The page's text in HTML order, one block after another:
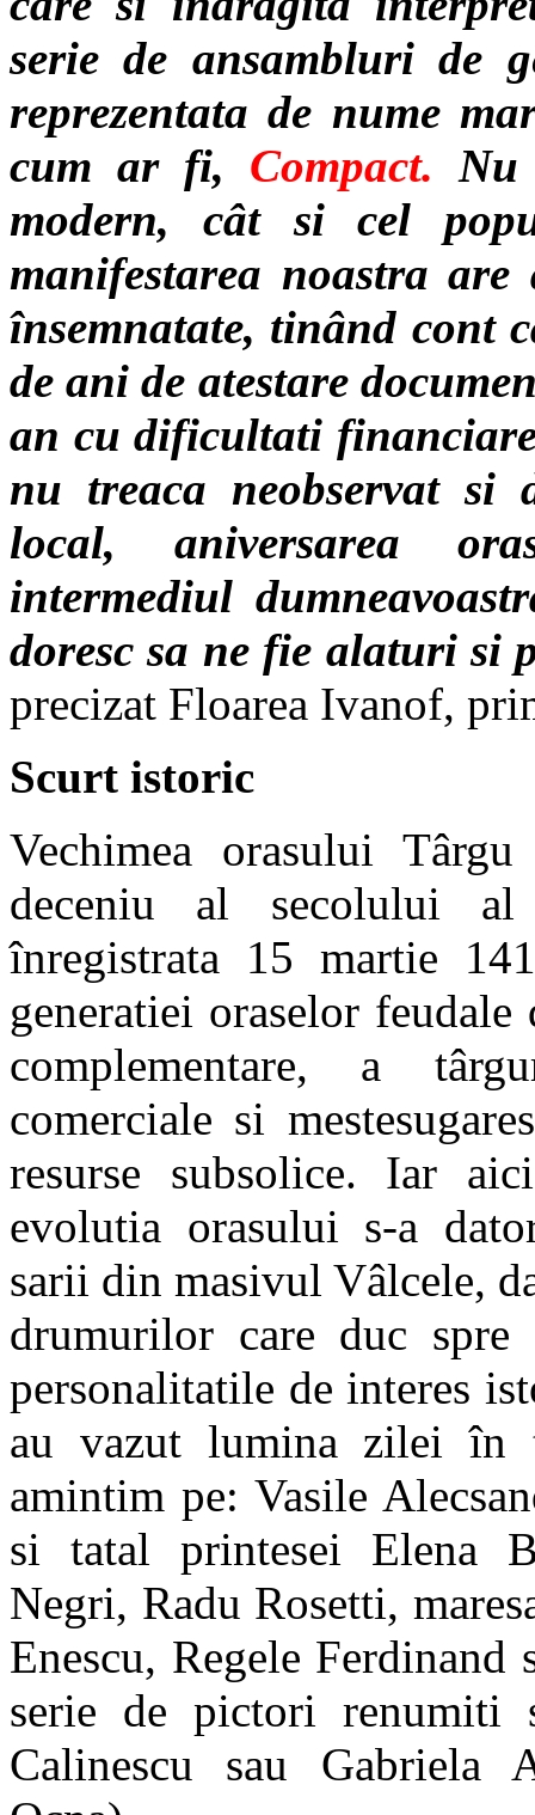
serie de ansambluri de
reprezentata de nume
cum ar fi, Compact. Nu
modern, cât si cel
manifestarea noastra
însemnatate, tinând cont
de ani de atestare
an cu dificultati
nu treaca neobservat si
local, aniversarea
intermediul
doresc sa ne fie alaturi si
precizat Floarea Ivanof,
Scurt istoric
Vechimea orasului
deceniu al secolului
înregistrata 15 martie
generatiei oraselor
complementare, a
comerciale si
resurse subsolice. Iar
evolutia orasului s-a
sarii din masivul Vâlcele,
drumurilor care duc spre
personalitatile de interes
au vazut lumina zilei în
amintim pe: Vasile
si tatal printesei Elena
Negri, Radu Rosetti,
Enescu, Regele
serie de pictori renumiti
Calinescu sau Gabriela